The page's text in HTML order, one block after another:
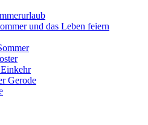
und das Leben feiern
Gerode